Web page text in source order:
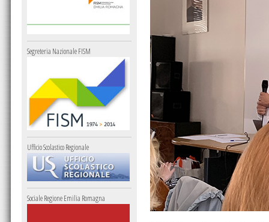
Segreteria Nazionale FISM
Ufficio Scolastico Regionale
Sociale Regione Emilia Romagna